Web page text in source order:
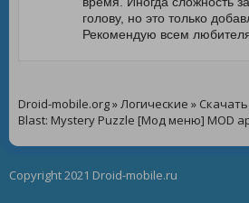
голову, но это только
Рекомендую всем
Droid-mobile.org»Логические »
Blast: Mystery Puzzle [Мод меню] MOD
Copyright 2021 Droid-mobile.ru